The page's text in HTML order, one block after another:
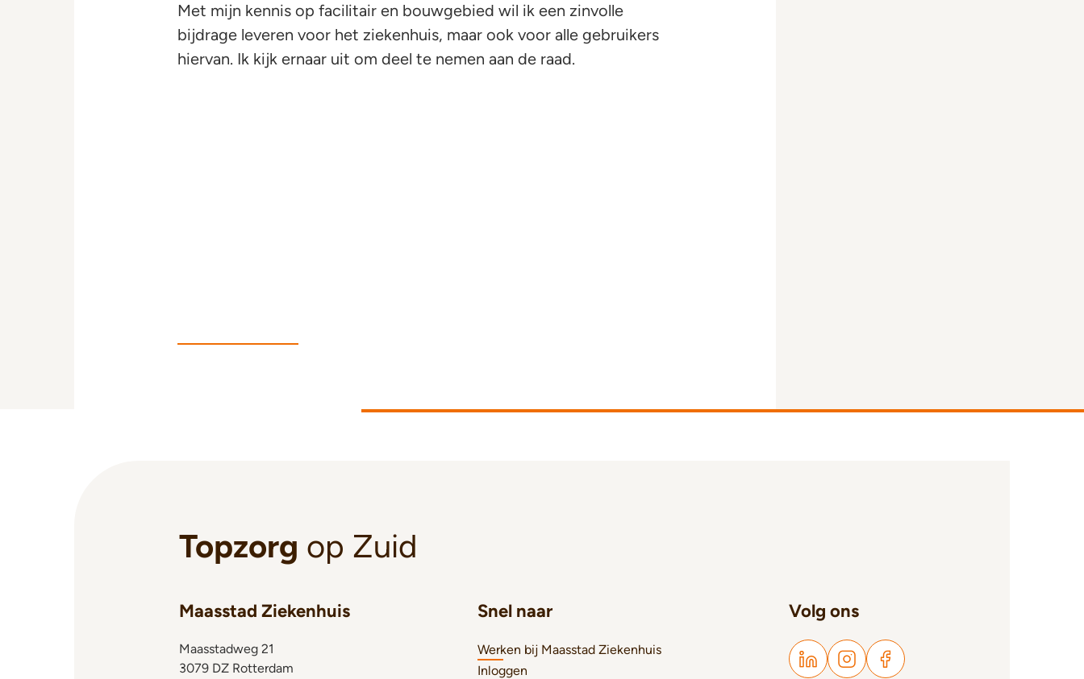
Met mijn kennis op facilitair en bouwgebied wil ik een zinvolle
bijdrage leveren voor het ziekenhuis, maar ook voor alle gebruikers
hiervan. Ik kijk ernaar uit om deel te nemen aan de raad.
Topzorg op Zuid
Maasstad Ziekenhuis
Maasstadweg 21
3079 DZ Rotterdam
Snel naar
Werken bij Maasstad Ziekenhuis
Inloggen
Volg ons